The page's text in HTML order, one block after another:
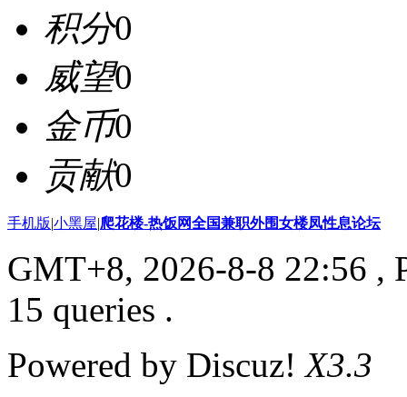
积分0
威望0
金币0
贡献0
手机版|小黑屋|爬花楼-热饭网全国兼职外围女楼凤性息论坛
GMT+8, 2026-8-8 22:56 ,
15 queries .
Powered by Discuz!X3.3